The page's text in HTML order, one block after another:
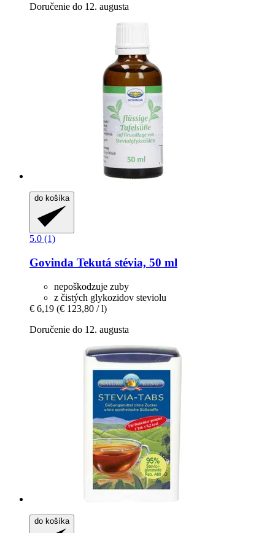
Doručenie do 12. augusta
do košíka
5.0 (1)
Govinda Tekutá stévia, 50 ml
nepoškodzuje zuby
z čistých glykozidov steviolu
€ 6,19 (€ 123,80 / l)
Doručenie do 12. augusta
do košíka